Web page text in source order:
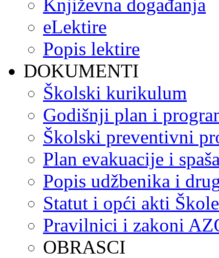
Književna događanja
eLektire
Popis lektire
DOKUMENTI
Školski kurikulum
Godišnji plan i
Školski preventivni
Plan evakuacije i
Popis udžbenika i
Statut i opći akti Škole
Pravilnici i zakoni
OBRASCI